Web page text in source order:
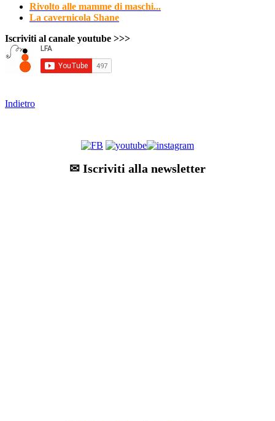
Rivolto alle mamme di maschi...
La cavernicola Shane
Iscriviti al canale youtube >>>
Indietro
✉ Iscriviti alla newsletter